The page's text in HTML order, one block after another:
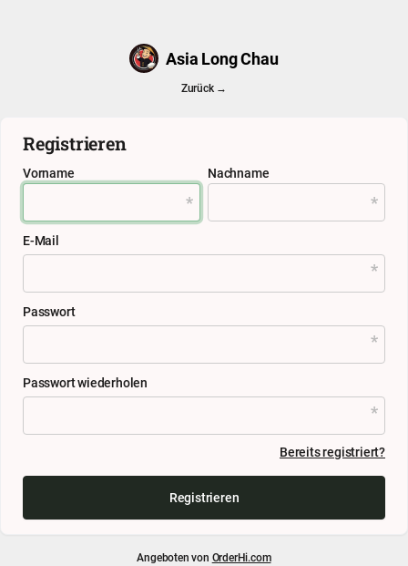
Asia Long Chau
Zurück →
Registrieren
Vorname Nachname
E-Mail
Passwort
Passwort wiederholen
Bereits registriert?
Registrieren
Angeboten von OrderHi.com